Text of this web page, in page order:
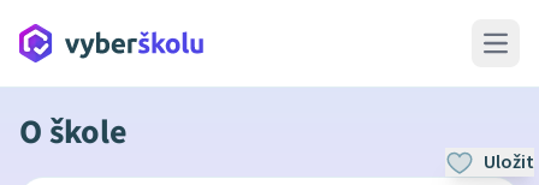
Open
O škole
Uložit